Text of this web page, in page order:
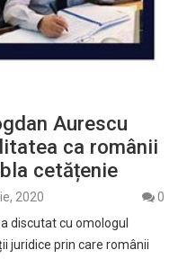
Aurescu
ca românii
cetățenie
2020
0
discutat cu omologul
juridice prin care românii